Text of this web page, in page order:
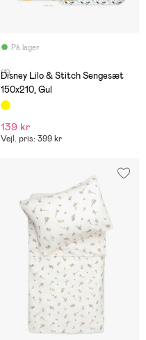
På lager
(1)
Disney Lilo & Stitch Sengesæt
150x210, Gul
139 kr
Vejl. pris: 399 kr